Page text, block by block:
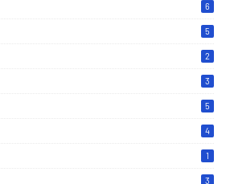
6
5
2
3
5
4
1
3